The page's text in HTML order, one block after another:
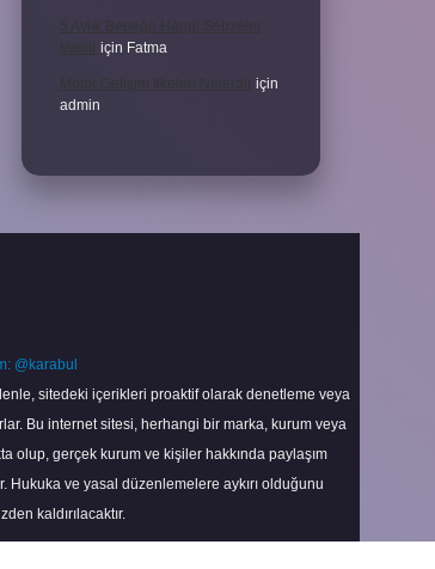
5 Aylık Bebeğe Hangi Sebzeler
Verilir için Fatma
Motor Gelişim Ilkeleri Nelerdir için
admin
@karabul
sitedeki içerikleri proaktif olarak denetleme veya
Bu internet sitesi, herhangi bir marka, kurum veya
olup, gerçek kurum ve kişiler hakkında paylaşım
Hukuka ve yasal düzenlemelere aykırı olduğunu
kaldırılacaktır.